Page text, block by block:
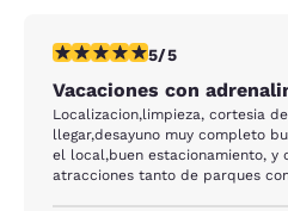
calificación de 5 estrellas.
5/5
Vacaciones con
Localizacion,limpieza, cortesia
llegar,desayuno muy completo
el local,buen estacionamiento, y
atracciones tanto de parques